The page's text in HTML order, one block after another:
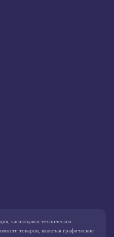
касающаяся технических
товаров, включая графические